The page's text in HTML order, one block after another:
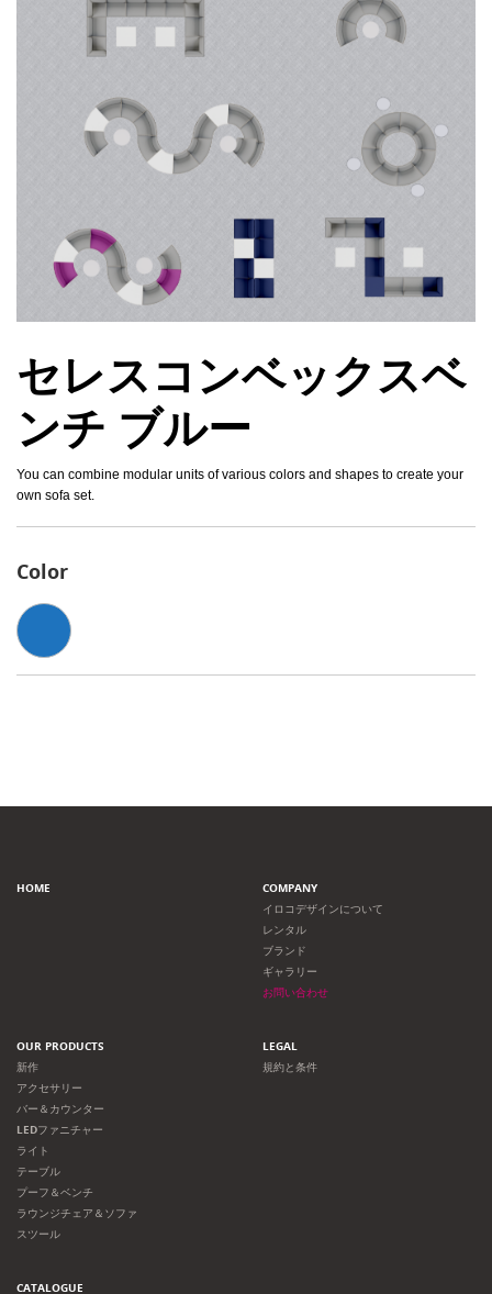
セレスコンベックスベ
ンチ ブルー
You can combine modular units of various colors and shapes to create your
own sofa set.
Color
HOME
COMPANY
イロコデザインについて
レンタル
ブランド
ギャラリー
お問い合わせ
OUR PRODUCTS
新作
アクセサリー
バー＆カウンター
LEDファニチャー
ライト
テーブル
プーフ＆ベンチ
ラウンジチェア＆ソファ
スツール
LEGAL
規約と条件
CATALOGUE